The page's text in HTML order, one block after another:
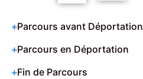
Parcours avant Déportation
Parcours en Déportation
Fin de Parcours